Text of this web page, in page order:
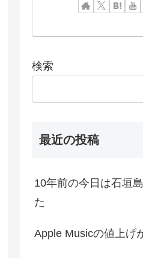
検索
最近の投稿
10年前の今日は石垣
た
Apple Musicの値上げ